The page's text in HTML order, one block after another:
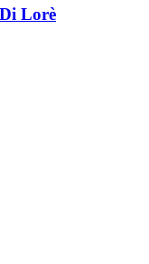
Lorè